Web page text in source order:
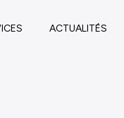
ACTUALITÉS